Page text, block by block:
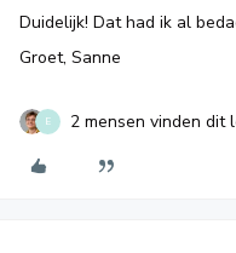
Duidelijk! Dat had ik al
Groet, Sanne
E 2 mensen vinden dit